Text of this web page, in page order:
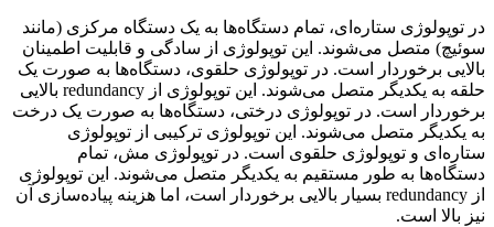
در توپولوژی ستاره‌ای، تمام دستگاه‌ها به یک دستگاه مرکزی (مانند
سوئیچ) متصل می‌شوند. این توپولوژی از سادگی و قابلیت اطمینان
بالایی برخوردار است. در توپولوژی حلقوی، دستگاه‌ها به صورت یک
حلقه به یکدیگر متصل می‌شوند. این توپولوژی از redundancy بالایی
برخوردار است. در توپولوژی درختی، دستگاه‌ها به صورت یک درخت
به یکدیگر متصل می‌شوند. این توپولوژی ترکیبی از توپولوژی
ستاره‌ای و توپولوژی حلقوی است. در توپولوژی مش، تمام
دستگاه‌ها به طور مستقیم به یکدیگر متصل می‌شوند. این توپولوژی
از redundancy بسیار بالایی برخوردار است، اما هزینه پیاده‌سازی آن
نیز بالا است.